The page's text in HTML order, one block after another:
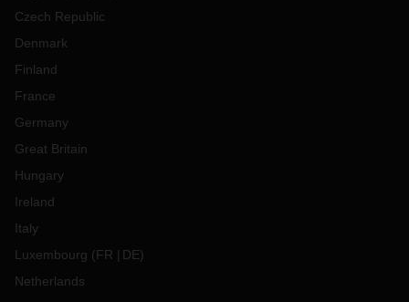
Czech Republic
Denmark
Finland
France
Germany
Great Britain
Hungary
Ireland
Italy
Luxembourg (FR DE)
Netherlands